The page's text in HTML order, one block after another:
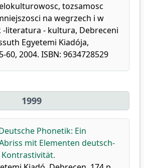
tozsamosc
na wegrzech i w
-literatura - kultura, Debreceni
Egyetemi Kiadója,
60, 2004. ISBN: 9634728529
1999
Phonetik: Ein
mit Elementen deutsch-